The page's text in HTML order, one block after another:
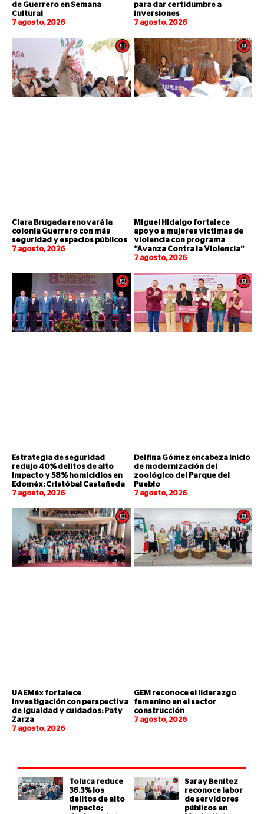
de Guerrero en Semana
Cultural
7 agosto, 2026
para dar certidumbre a
inversiones
7 agosto, 2026
Clara Brugada renovará la
colonia Guerrero con más
seguridad y espacios públicos
7 agosto, 2026
Miguel Hidalgo fortalece
apoyo a mujeres víctimas de
violencia con programa
“Avanza Contra la Violencia”
7 agosto, 2026
Estrategia de seguridad
redujo 40% delitos de alto
impacto y 58% homicidios en
Edoméx: Cristóbal Castañeda
7 agosto, 2026
Delfina Gómez encabeza inicio
de modernización del
zoológico del Parque del
Pueblo
7 agosto, 2026
UAEMéx fortalece
investigación con perspectiva
de igualdad y cuidados: Paty
Zarza
7 agosto, 2026
GEM reconoce el liderazgo
femenino en el sector
construcción
7 agosto, 2026
Toluca reduce
36.3% los
delitos de alto
impacto;
Saray Benítez
reconoce labor
de servidores
públicos en